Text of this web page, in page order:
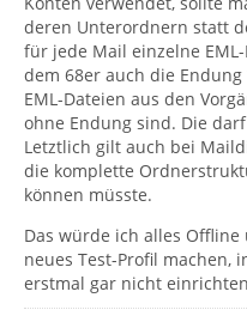
deren Unterordnern statt
für jede Mail einzelne
dem 68er auch die
EML-Dateien aus den
ohne Endung sind. Die
Letztlich gilt auch bei
die komplette
können müsste.
Das würde ich alles
neues Test-Profil machen,
erstmal gar nicht